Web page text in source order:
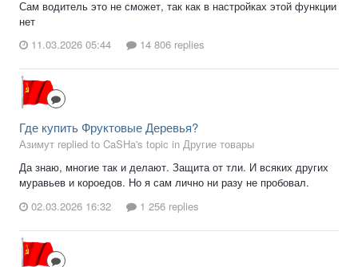
Сам водитель это не сможет, так как в настройках этой функции
нет
11.03.2026 05:44
14 806 replies
Где купить Фруктовые Деревья?
Азимут replied to CaSHa's topic in Другие товары
Да знаю, многие так и делают. Защита от тли. И всяких других
муравьев и короедов. Но я сам лично ни разу не пробовал.
02.03.2026 16:32
1 256 replies